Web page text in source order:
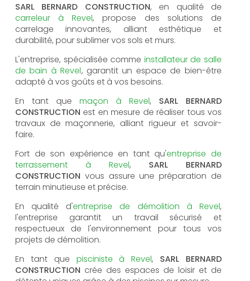
SARL BERNARD CONSTRUCTION, en qualité de
carreleur à Revel, propose des solutions de
carrelage innovantes, alliant esthétique et
durabilité, pour sublimer vos sols et murs.
L'entreprise, spécialisée comme installateur de salle
de bain à Revel, garantit un espace de bien-être
adapté à vos goûts et à vos besoins.
En tant que maçon à Revel, SARL BERNARD
CONSTRUCTION est en mesure de réaliser tous vos
travaux de maçonnerie, alliant rigueur et savoir-
faire.
Fort de son expérience en tant qu'entreprise de
terrassement à Revel, SARL BERNARD
CONSTRUCTION vous assure une préparation de
terrain minutieuse et précise.
En qualité d'entreprise de démolition à Revel,
l'entreprise garantit un travail sécurisé et
respectueux de l'environnement pour tous vos
projets de démolition.
En tant que pisciniste à Revel, SARL BERNARD
CONSTRUCTION crée des espaces de loisir et de